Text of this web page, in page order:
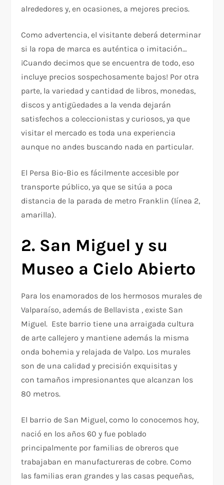
alrededores y, en ocasiones, a mejores precios.
Como advertencia, el visitante deberá determinar
si la ropa de marca es auténtica o imitación…
¡Cuando decimos que se encuentra de todo, eso
incluye precios sospechosamente bajos! Por otra
parte, la variedad y cantidad de libros, monedas,
discos y antigüedades a la venda dejarán
satisfechos a coleccionistas y curiosos, ya que
visitar el mercado es toda una experiencia
aunque no andes buscando nada en particular.
El Persa Bio-Bio es fácilmente accesible por
transporte público, ya que se sitúa a poca
distancia de la parada de metro Franklin (línea 2,
amarilla).
2. San Miguel y su
Museo a Cielo Abierto
Para los enamorados de los hermosos murales de
Valparaíso, además de Bellavista , existe San
Miguel. Este barrio tiene una arraigada cultura
de arte callejero y mantiene además la misma
onda bohemia y relajada de Valpo. Los murales
son de una calidad y precisión exquisitas y
con tamaños impresionantes que alcanzan los
80 metros.
El barrio de San Miguel, como lo conocemos hoy,
nació en los años 60 y fue poblado
principalmente por familias de obreros que
trabajaban en manufactureras de cobre. Como
las familias eran grandes y las casas pequeñas,